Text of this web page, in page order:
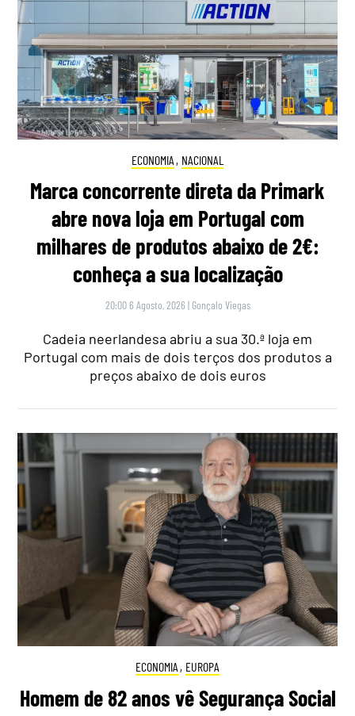
ECONOMIA , NACIONAL
Marca concorrente direta da Primark
abre nova loja em Portugal com
milhares de produtos abaixo de 2€:
conheça a sua localização
20:00 6 Agosto, 2026 | Gonçalo Viegas
Cadeia neerlandesa abriu a sua 30.ª loja em
Portugal com mais de dois terços dos produtos a
preços abaixo de dois euros
ECONOMIA , EUROPA
Homem de 82 anos vê Segurança Social